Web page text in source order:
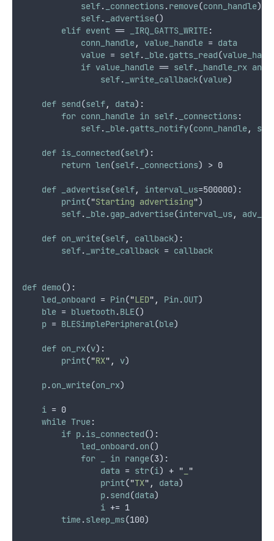
self. _connections.remove(conn_handle)
self. _advertise()
elif event == _IRQ_GATTS_WRITE:
conn_handle, value_handle = data
value = self. _ble.gatts_read(
if value_handle == self. _handle_rx and
self. _write_callback(value)
def send(self, data):
for conn_handle in self. _connections:
self. _ble.gatts_notify(conn_handle,
def is_connected(self):
return len(self. _connections) > 0
def _advertise(self, interval_us=500000):
print("Starting advertising")
self. _ble.gap_advertise(interval_us,
def on_write(self, callback):
self. _write_callback = callback
def demo():
led_onboard = Pin("LED" , Pin .OUT)
ble = bluetooth .BLE()
p = BLESimplePeripheral(ble)
def on_rx(v):
print("RX" , v)
p.on_write(on_rx)
i = 0
while True:
if p.is_connected():
led_onboard .on()
for
in range(3):
data = str(i) + "
"
print("TX" , data)
p.send(data)
i += 1
time.sleep_ms(100)